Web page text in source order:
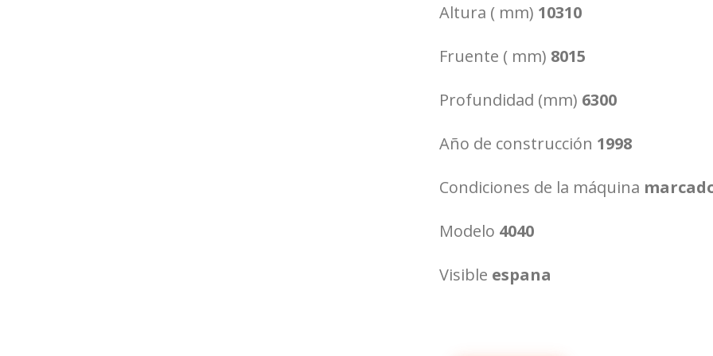
Altura ( mm) 10310
Fruente ( mm) 8015
Profundidad (mm) 6300
Año de construcción 1998
Condiciones de la máquina
Modelo 4040
Visible espana